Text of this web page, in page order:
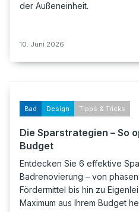
der Außeneinheit.
10. Juni 2026
Bad Design Tipps & Tricks
Die Sparstrategien – So
Budget
Entdecken Sie 6 effektive
Badrenovierung – von
Fördermittel bis hin zu
Maximum aus Ihrem Budget